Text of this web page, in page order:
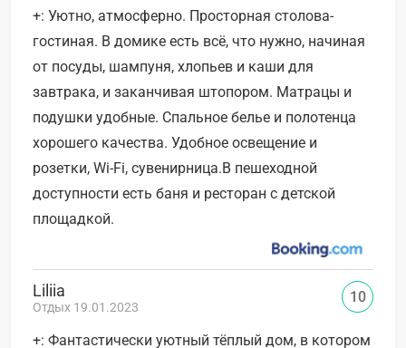
+: Уютно, атмосферно. Просторная столова-
гостиная. В домике есть всё, что нужно, начиная
от посуды, шампуня, хлопьев и каши для
завтрака, и заканчивая штопором. Матрацы и
подушки удобные. Спальное белье и полотенца
хорошего качества. Удобное освещение и
розетки, Wi-Fi, сувенирница.В пешеходной
доступности есть баня и ресторан с детской
площадкой.
Liliia
Отдых 19.01.2023
+: Фантастически уютный тёплый дом, в котором
10